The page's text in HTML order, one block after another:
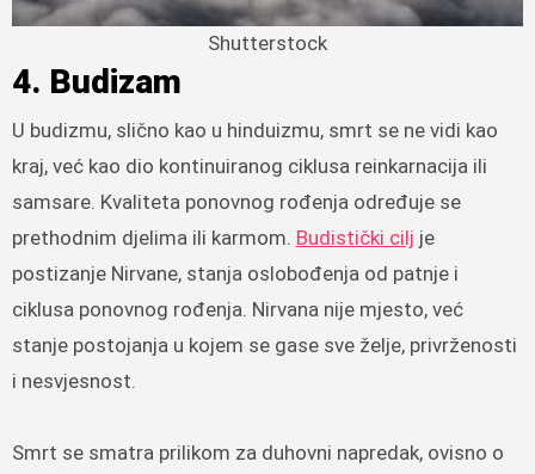
Shutterstock
4. Budizam
U budizmu, slično kao u hinduizmu, smrt se ne vidi kao
kraj, već kao dio kontinuiranog ciklusa reinkarnacija ili
samsare. Kvaliteta ponovnog rođenja određuje se
prethodnim djelima ili karmom. Budistički cilj je
postizanje Nirvane, stanja oslobođenja od patnje i
ciklusa ponovnog rođenja. Nirvana nije mjesto, već
stanje postojanja u kojem se gase sve želje, privrženosti
i nesvjesnost.
Smrt se smatra prilikom za duhovni napredak, ovisno o